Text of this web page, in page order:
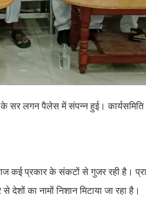
सर लगन पैलेस में संपन्न हुई। कार्यसमिति में
कई प्रकार के संकटों से गुजर रही है।
का नामों निशान मिटाया जा रहा है।